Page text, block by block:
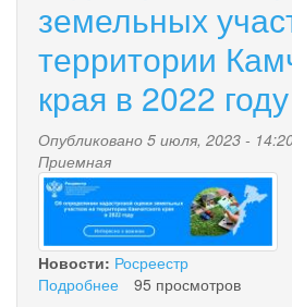
иностранных
граждан
земельных
территории
края в 2022 году
Опубликовано 5 июля, 2023 -
Приемная
kad.ocenka.jpg
Новости: Росреестр
Подробнее
95 просмотров